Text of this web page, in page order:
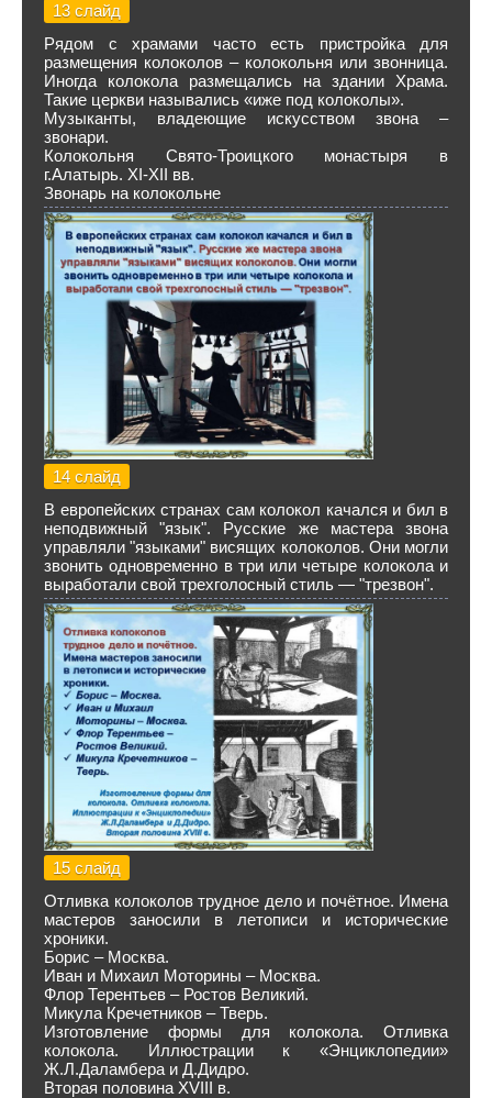
13 слайд
Рядом с храмами часто есть пристройка для
размещения колоколов – колокольня или звонница.
Иногда колокола размещались на здании Храма.
Такие церкви назывались «иже под колоколы».
Музыканты, владеющие искусством звона –
звонари.
Колокольня Свято-Троицкого монастыря в
г.Алатырь. XI-XII вв.
Звонарь на колокольне
14 слайд
В европейских странах сам колокол качался и бил в
неподвижный "язык". Русские же мастера звона
управляли "языками" висящих колоколов. Они могли
звонить одновременно в три или четыре колокола и
выработали свой трехголосный стиль — "трезвон".
15 слайд
Отливка колоколов трудное дело и почётное. Имена
мастеров заносили в летописи и исторические
хроники.
Борис – Москва.
Иван и Михаил Моторины – Москва.
Флор Терентьев – Ростов Великий.
Микула Кречетников – Тверь.
Изготовление формы для колокола. Отливка
колокола. Иллюстрации к «Энциклопедии»
Ж.Л.Даламбера и Д.Дидро.
Вторая половина XVIII в.